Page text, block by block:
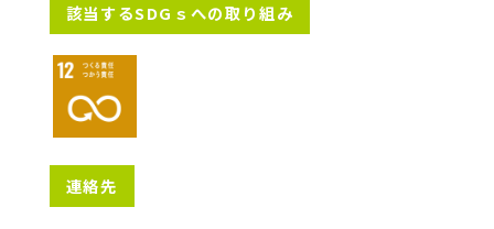
該当するSDGｓへの取り組み
連絡先